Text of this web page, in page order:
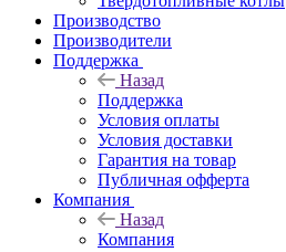
Производство
Производители
Поддержка
Назад
Поддержка
Условия оплаты
Условия доставки
Гарантия на товар
Публичная офферта
Компания
Назад
Компания